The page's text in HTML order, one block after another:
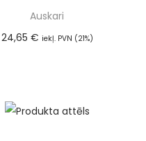
Auskari
24,65 € iekļ. PVN (21%)